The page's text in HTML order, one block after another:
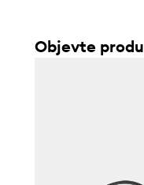
Objevte